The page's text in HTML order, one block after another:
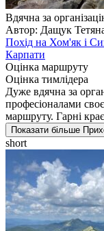
Вдячна за
Автор: Дащук
Похід на Хом'як і
Карпати
Оцінка маршруту
Оцінка тимлідера
Дуже вдячна за
професіоналами
маршруту. Гарні
Показати більше
short